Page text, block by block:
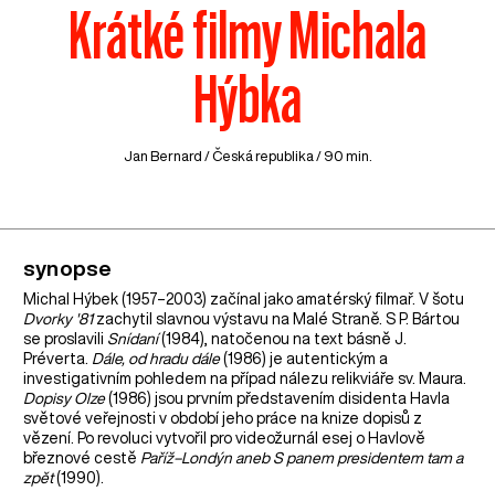
Krátké filmy Michala
Hýbka
Jan Bernard /Česká republika / 90 min.
synopse
Michal Hýbek (1957–2003) začínal jako amatérský filmař. V šotu
Dvorky '81zachytil slavnou výstavu na Malé Straně. S P. Bártou
se proslavili Snídaní(1984), natočenou na text básně J.
Préverta. Dále, od hradu dále(1986) je autentickým a
investigativním pohledem na případ nálezu relikviáře sv. Maura.
Dopisy Olze(1986) jsou prvním představením disidenta Havla
světové veřejnosti v období jeho práce na knize dopisů z
vězení. Po revoluci vytvořil pro videožurnál esej o Havlově
březnové cestě Paříž–Londýn aneb S panem presidentem tam a
zpět(1990).